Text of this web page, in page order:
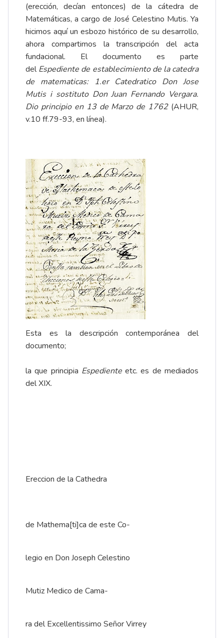
(erección, decían entonces) de la cátedra de
Matemáticas, a cargo de José Celestino Mutis. Ya
hicimos aquí un esbozo histórico de su desarrollo,
ahora compartimos la transcripción del acta
fundacional. El documento es parte
delEspediente de establecimiento de la catedra
de matematicas: 1.er Catedratico Don Jose
Mutis i sostituto Don Juan Fernando Vergara.
Dio principio en 13 de Marzo de 1762(AHUR,
v.10 ff.79-93, en línea).
Esta es la descripción contemporánea del
documento;
la que principia Espedienteetc. es de mediados
del XIX.
Ereccion de la Cathedra
de Mathema[ti]ca de este Co-
legio en Don Joseph Celestino
Mutiz Medico de Cama-
ra del Excellentissimo Señor Virrey